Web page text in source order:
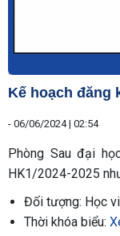
Kế hoạch đăng
- 06/06/2024 | 02:54
Phòng Sau đại
HK1/2024-2025
Đối tượng: Học
Thời khóa biểu: